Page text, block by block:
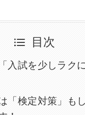
目次
入試を少しラク
「検定対策」も